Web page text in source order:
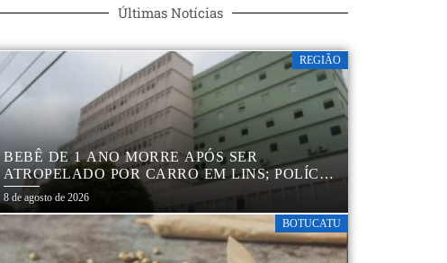
Últimas Notícias
REGIÃO
BEBÊ DE 1 ANO MORRE APÓS SER
ATROPELADO POR CARRO EM LINS; POLÍCIA
CIVIL INVESTIGA ACIDENTE
8 de agosto de 2026
BOTUCATU